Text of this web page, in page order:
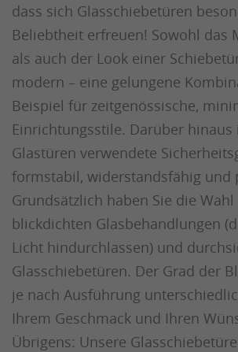
dass sich Glasschiebetüren
Beliebtheit erfreuen! Sowohl das
als auch der Look einer
modern – eine gelungene
Beispiel für zeitgenössische,
Einrichtungsstile. Darüber hinaus
Glastüren verwendete
formstabil, widerstandsfähig und
Grundsätzlich haben Sie die Wahl
blickdichten Glasbehandlungen
Licht hindurchlassen) und
Glasschiebetüren. Der Grad der
je nach Ausführung
Ihrem Geschmack und Ihren
Übrigens: Unsere